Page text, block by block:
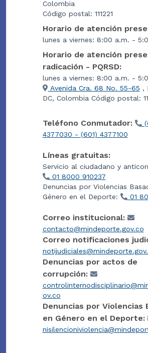
Colombia
Código postal: 111221
Horario de atención
lunes a viernes: 8:00 a.m. -
Horario de atención
radicación - PQRSD:
lunes a viernes: 8:00 a.m. -
Avenida Cra. 68 No. 55-65 ,
DC, Colombia Código postal:
Teléfono Conmutador:
4377030 - (601) 4377100
Líneas gratuitas:
Servicio al ciudadano y
01 8000 910237
Denuncias por Violencias
Género en el Deporte:
01
Correo institucional:
contacto@mindeporte.gov.co
Correo notificaciones
Denuncias por actos de
corrupción:
ov.co
Denuncias por Violencias
en Género en el Deporte: